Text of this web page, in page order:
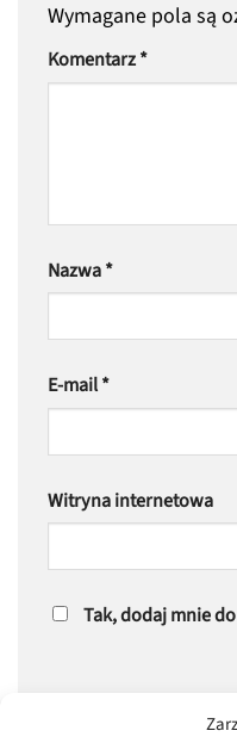
Wymagane pola są
Komentarz*
Nazwa*
E-mail*
Witryna internetowa
Tak, dodaj mnie